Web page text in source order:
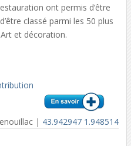
ont permis d’être
classé parmi les 50 plus
et décoration.
| 43.942947 1.948514